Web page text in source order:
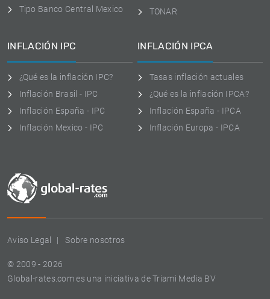
Aviso Legal Sobre nosotros
© 2009 - 2026
Global-rates.com es una iniciativa de Triami Media BV
Tipo Banco Central Mexico
TONAR
INFLACIÓN IPC
¿Qué es la inflación IPC?
Inflación Brasil - IPC
Inflación España - IPC
Inflación Mexico - IPC
INFLACIÓN IPCA
Tasas inflación actuales
¿Qué es la inflación IPCA?
Inflación España - IPCA
Inflación Europa - IPCA